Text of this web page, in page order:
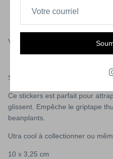
VINTAGE RIPGRIP SANTA
SANTACRUZ Rip Grip ! Stickers
Ce stickers est parfait pour
glissent. Empêche le griptape
beanplants.
Utra cool à collectionner ou
10 x 3,25 cm